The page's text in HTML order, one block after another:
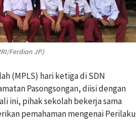
Ferdian JP.)
(MPLS) hari ketiga di SDN
Pasongsongan, diisi dengan
ini, pihak sekolah bekerja sama
pemahaman mengenai Perilaku